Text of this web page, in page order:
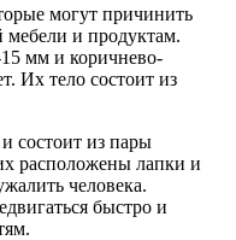
могут причинить
и продуктам.
мм и коричнево-
Их тело состоит из
и состоит из пары
расположены лапки и
человека.
быстро и